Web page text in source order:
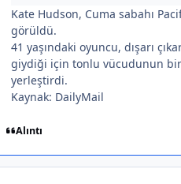
Kate Hudson, Cuma sabahı
görüldü.
41 yaşındaki oyuncu, dışarı
giydiği için tonlu vücudunun
yerleştirdi.
Kaynak: DailyMail
Alıntı